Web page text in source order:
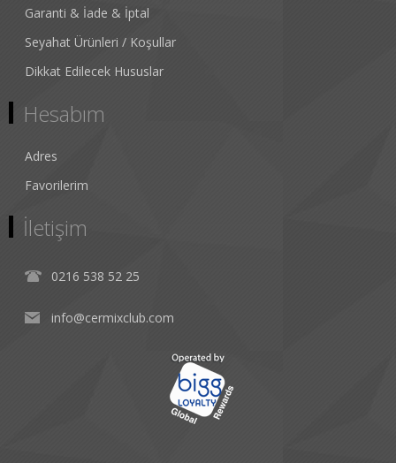
Garanti & İade & İptal
Seyahat Ürünleri / Koşullar
Dikkat Edilecek Hususlar
Hesabım
Adres
Favorilerim
İletişim
0216 538 52 25
info@cermixclub.com